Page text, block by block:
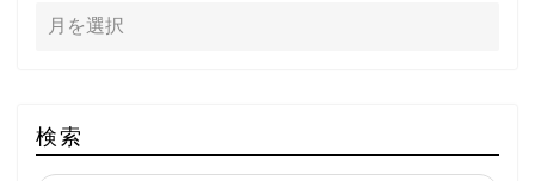
検索
～DA PUMP YORIの晴れ